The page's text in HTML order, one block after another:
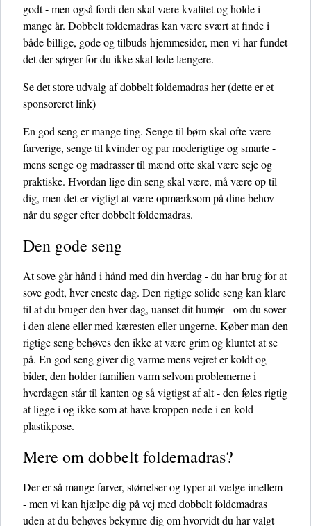
godt - men også fordi den skal være kvalitet og holde i
mange år. Dobbelt foldemadras kan være svært at finde i
både billige, gode og tilbuds-hjemmesider, men vi har fundet
det der sørger for du ikke skal lede længere.
Se det store udvalg af dobbelt foldemadras her(dette er et
sponsoreret link)
En god seng er mange ting. Senge til børn skal ofte være
farverige, senge til kvinder og par moderigtige og smarte -
mens senge og madrasser til mænd ofte skal være seje og
praktiske. Hvordan lige din seng skal være, må være op til
dig, men det er vigtigt at være opmærksom på dine behov
når du søger efter dobbelt foldemadras.
Den gode seng
At sove går hånd i hånd med din hverdag - du har brug for at
sove godt, hver eneste dag. Den rigtige solide seng kan klare
til at du bruger den hver dag, uanset dit humør - om du sover
i den alene eller med kæresten eller ungerne. Køber man den
rigtige seng behøves den ikke at være grim og kluntet at se
på. En god seng giver dig varme mens vejret er koldt og
bider, den holder familien varm selvom problemerne i
hverdagen står til kanten og så vigtigst af alt - den føles rigtig
at ligge i og ikke som at have kroppen nede i en kold
plastikpose.
Mere om dobbelt foldemadras?
Der er så mange farver, størrelser og typer at vælge imellem
- men vi kan hjælpe dig på vej med dobbelt foldemadras
uden at du behøves bekymre dig om hvorvidt du har valgt